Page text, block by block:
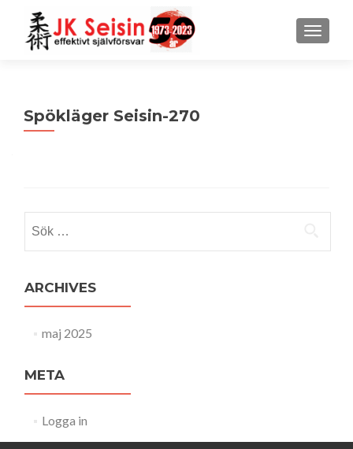
MENU
Spökläger Seisin-270
efter:
ARCHIVES
maj 2025
META
Logga in